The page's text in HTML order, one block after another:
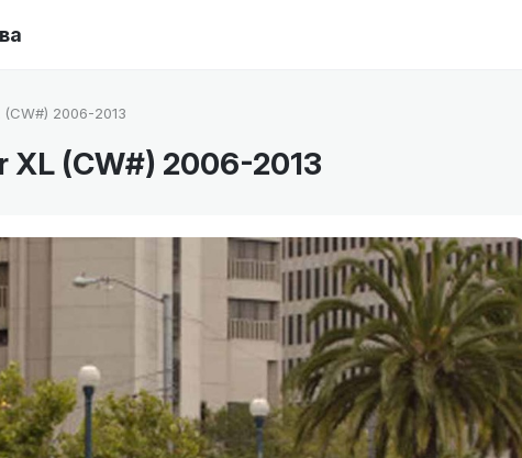
(CW#) 2006-2013
XL (CW#) 2006-2013